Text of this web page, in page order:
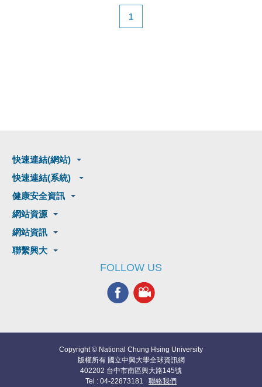
1
快速連結(網站)
快速連結(系統)
健康安全資訊
網站資源
網站資訊
聯繫興大
FOLLOW US
Copyright © National Chung Hsing University
版權所有 國立中興大學全球資訊網
402202 台中市南區興大路145號
Tel : 04-22873181 聯絡我們